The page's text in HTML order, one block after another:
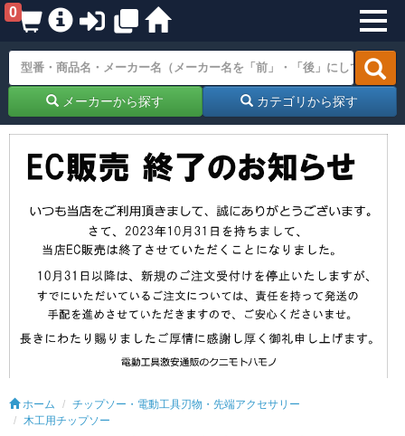
0
メーカーから探す カテゴリから探す
ホーム
チップソー・電動工具刃物・先端アクセサリー
木工用チップソー